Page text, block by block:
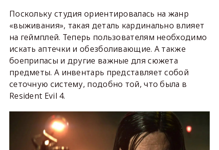
Поскольку студия ориентировалась на жанр
«выживания», такая деталь кардинально влияет
на геймплей. Теперь пользователям необходимо
искать аптечки и обезболивающие. А также
боеприпасы и другие важные для сюжета
предметы. А инвентарь представляет собой
сеточную систему, подобно той, что была в
Resident Evil 4.